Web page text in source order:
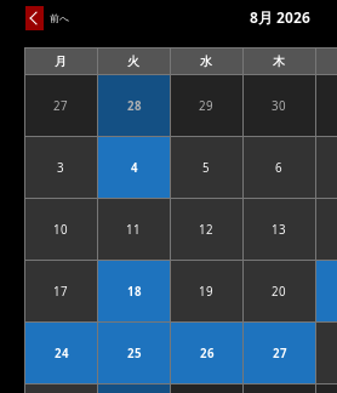
前へ 8月 2026
月
曜
火
曜
水
曜
木
曜
272026.07.27 282026.07.28 292026.07.29 302026.07.30
32026.08.03 42026.08.04 52026.08.05 62026.08.06
102026.08.10 112026.08.11 122026.08.12 132026.08.13
172026.08.17 182026.08.18 192026.08.19 202026.08.20
242026.08.24 252026.08.25 262026.08.26 272026.08.27